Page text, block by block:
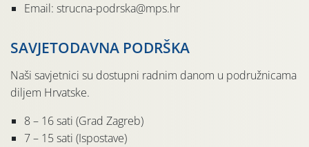
Email: strucna-podrska@mps.hr
SAVJETODAVNA PODRŠKA
Naši savjetnici su dostupni radnim danom u podružnicama
diljem Hrvatske.
8 – 16 sati (Grad Zagreb)
7 – 15 sati (Ispostave)